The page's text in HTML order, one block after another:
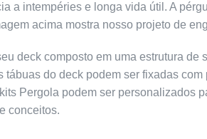
a intempéries e longa vida útil. A
acima mostra nosso projeto de
deck composto em uma estrutura
tábuas do deck podem ser fixadas
Pergola podem ser personalizados
conceitos.